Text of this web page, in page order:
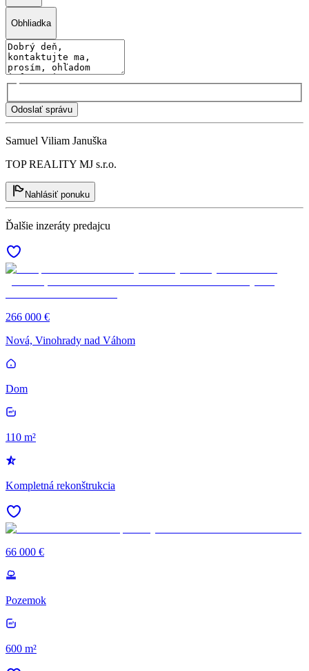
Obhliadka
Odoslať správu
Samuel Viliam Januška
TOP REALITY MJ s.r.o.
Nahlásiť ponuku
Ďalšie inzeráty predajcu
266 000 €
Nová, Vinohrady nad Váhom
Dom
110 m²
Kompletná rekonštrukcia
66 000 €
Pozemok
600 m²